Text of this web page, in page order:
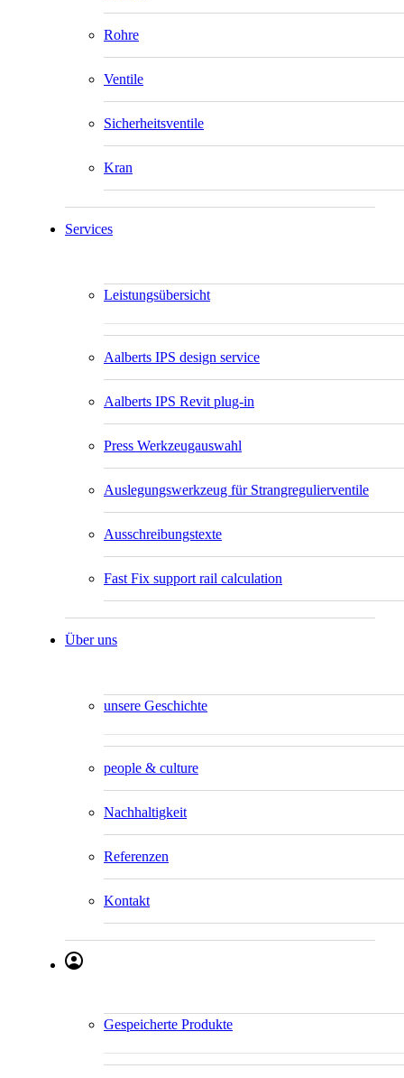
Rohre
Ventile
Sicherheitsventile
Kran
Services
Leistungsübersicht
Aalberts IPS design service
Aalberts IPS Revit plug-in
Press Werkzeugauswahl
Auslegungswerkzeug für Strangregulierventile
Ausschreibungstexte
Fast Fix support rail calculation
Über uns
unsere Geschichte
people & culture
Nachhaltigkeit
Referenzen
Kontakt
Gespeicherte Produkte